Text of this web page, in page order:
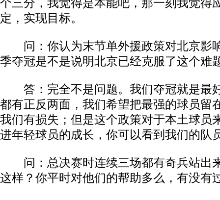
个三分，我觉得是本能吧，那一刻我觉得
定，实现目标。
问：你认为末节单外援政策对北京影
季夺冠是不是说明北京已经克服了这个难
答：完全不是问题。我们夺冠就是最
都有正反两面，我们希望把最强的球员留
我们有损失；但是这个政策对于本土球员
进年轻球员的成长，你可以看到我们的队
问：总决赛时连续三场都有奇兵站出
这样？你平时对他们的帮助多么，有没有